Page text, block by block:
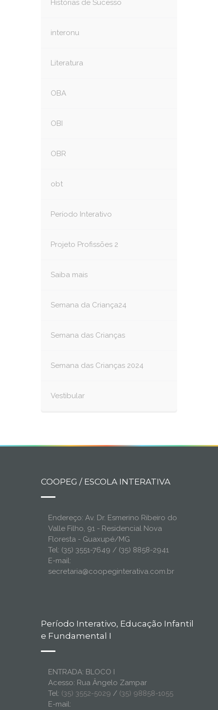
Histórias de Sucesso
interonu
Literatura
OBA
OBI
OBR
obt
Período Interativo
Projeto Profissões 2
Saiba mais
Semana da Criança24
Semana das Crianças
Semana das Crianças 2024
Vestibular
COOPEG / ESCOLA INTERATIVA
Endereço: Av. Dr. Esmerino Ribeiro do
Valle Filho, 91 - Residencial Nova
Floresta - Guaxupé/MG
Tel: (35) 3551-7649 / (35) 8858-2941
E-mail:
secretaria@coopeginterativa.com.br
Período Interativo, Educação Infantil
e Fundamental I
ENTRADA: BLOCO I
Acesso: Rua Ângelo Zampar
Tel: (35) 3552-5029 / (35) 98858-1055
E-mail: